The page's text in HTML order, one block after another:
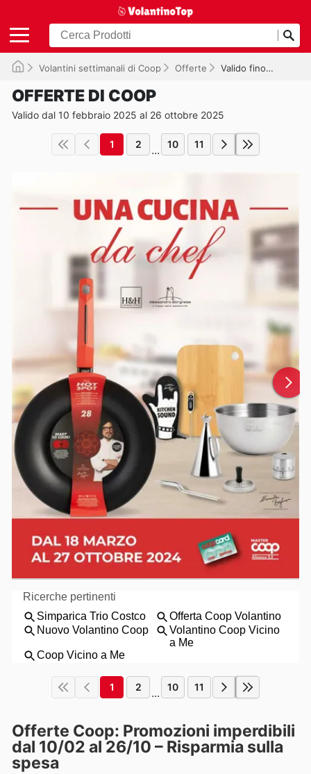
Volantini settimanali di Coop Offerte Valido fino al 26/10/2025
OFFERTE DI COOP
Valido dal 10 febbraio 2025 al 26 ottobre 2025
1 2 ... 10 11
1 2 ... 10 11
Offerte Coop: Promozioni imperdibili
dal 10/02 al 26/10 – Risparmia sulla
spesa